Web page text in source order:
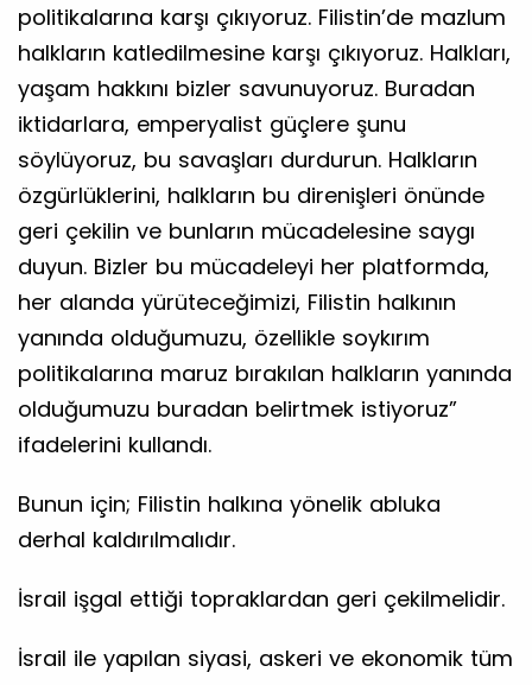
politikalarına karşı çıkıyoruz. Filistin’de mazlum
halkların katledilmesine karşı çıkıyoruz. Halkları,
yaşam hakkını bizler savunuyoruz. Buradan
iktidarlara, emperyalist güçlere şunu
söylüyoruz, bu savaşları durdurun. Halkların
özgürlüklerini, halkların bu direnişleri önünde
geri çekilin ve bunların mücadelesine saygı
duyun. Bizler bu mücadeleyi her platformda,
her alanda yürüteceğimizi, Filistin halkının
yanında olduğumuzu, özellikle soykırım
politikalarına maruz bırakılan halkların yanında
olduğumuzu buradan belirtmek istiyoruz”
ifadelerini kullandı.
Bunun için; Filistin halkına yönelik abluka
derhal kaldırılmalıdır.
İsrail işgal ettiği topraklardan geri çekilmelidir.
İsrail ile yapılan siyasi, askeri ve ekonomik tüm